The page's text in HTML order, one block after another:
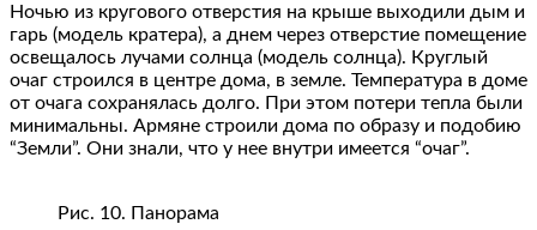
Ночью из кругового отверстия на крыше выходили дым и
гарь (модель кратера), а днем через отверстие помещение
освещалось лучами солнца (модель солнца). Круглый
очаг строился в центре дома, в земле. Температура в доме
от очага сохранялась долго. При этом потери тепла были
минимальны. Армяне строили дома по образу и подобию
“Земли”. Они знали, что у нее внутри имеется “очаг”.
Рис. 10. Панорама